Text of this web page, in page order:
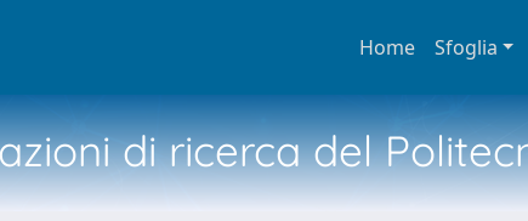
Home Sfoglia
di ricerca del